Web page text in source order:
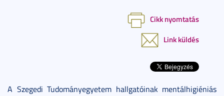
Cikk nyomtatás
Link küldés
A Szegedi Tudományegyetem hallgatóinak mentálhigiéniás